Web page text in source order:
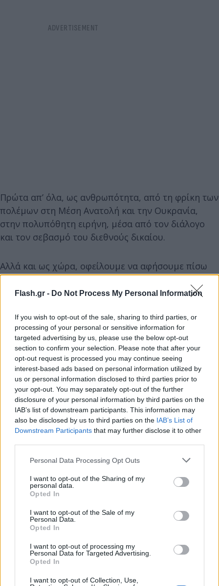
Flash.gr - Do Not Process My Personal Information
If you wish to opt-out of the sale, sharing to third parties, or
processing of your personal or sensitive information for
targeted advertising by us, please use the below opt-out
section to confirm your selection. Please note that after your
opt-out request is processed you may continue seeing
interest-based ads based on personal information utilized by
us or personal information disclosed to third parties prior to
your opt-out. You may separately opt-out of the further
disclosure of your personal information by third parties on the
IAB’s list of downstream participants. This information may
also be disclosed by us to third parties on the IAB’s List of
Downstream Participants that may further disclose it to other
Please note that this website/app uses one or more Google
not limited to your visit or usage behaviour. You may click to
grant or deny consent to Google and its third-party tags to
use your data for below specified purposes in below Google
consent section.
Personal Data Processing Opt Outs
I want to opt-out of the Sharing of my
personal data.
Opted In
I want to opt-out of the Sale of my
Personal Data.
Opted In
I want to opt-out of processing my
Personal Data for Targeted Advertising.
Opted In
I want to opt-out of Collection, Use,
Πρώτα απ’ όλα, ως ανθρωπότητα, από τη φρίκη των
πολέμων στη Μέση Ανατολή και την Ουκρανία,
στην πολυπόθητη ειρήνη, μέσα από τον διάλογο
και τον σεβασμό του διεθνούς δικαίου.
Αλλά και ως χώρα, οφείλουμε να αφήσουμε πίσω
μας τις βαθιές ανισότητες και το αδύναμο
κοινωνικό κράτος και να εγγυηθούμε μια δίκαιη
Και, ως λαός, καλούμαστε για το κρίσιμο πέρασμα
από τη γενικευμένη θεσμική και αξιακή παρακμή σε
μια νέα εποχή διαφάνειας, αξιοκρατίας και
σεβασμού των ανθρωπίνων δικαιωμάτων.